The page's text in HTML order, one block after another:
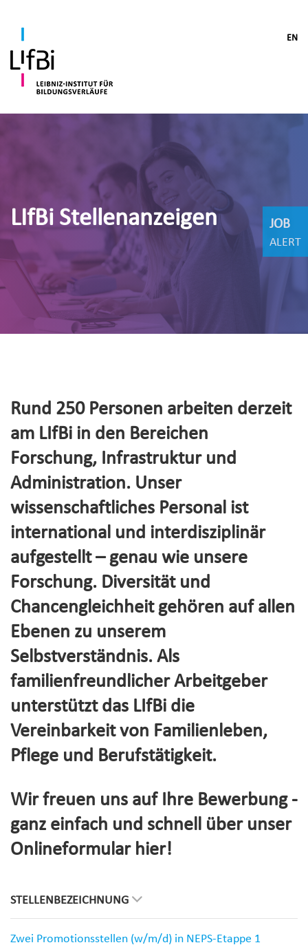
EN
LIfBi Stellenanzeigen
Rund 250 Personen arbeiten derzeit
am LIfBi in den Bereichen
Forschung, Infrastruktur und
Administration. Unser
wissenschaftliches Personal ist
international und interdisziplinär
aufgestellt – genau wie unsere
Forschung. Diversität und
Chancengleichheit gehören auf allen
Ebenen zu unserem
Selbstverständnis. Als
familienfreundlicher Arbeitgeber
unterstützt das LIfBi die
Vereinbarkeit von Familienleben,
Pflege und Berufstätigkeit.
Wir freuen uns auf Ihre Bewerbung -
ganz einfach und schnell über unser
Onlineformular hier!
STELLENBEZEICHNUNG
Zwei Promotionsstellen (w/m/d) in NEPS-Etappe 1
JOB
ALERT